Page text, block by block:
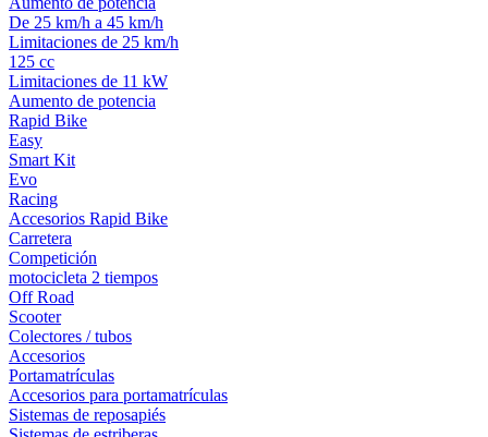
De 25 km/h a 45 km/h
Limitaciones de 25 km/h
125 cc
Limitaciones de 11 kW
Aumento de potencia
Rapid Bike
Easy
Smart Kit
Evo
Racing
Accesorios Rapid Bike
Carretera
Competición
motocicleta 2 tiempos
Off Road
Scooter
Colectores / tubos
Accesorios
Portamatrículas
Accesorios para portamatrículas
Sistemas de reposapiés